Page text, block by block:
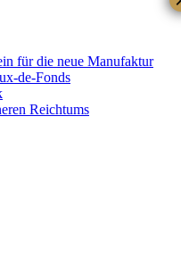
für die neue Manufaktur
de-Fonds
Reichtums